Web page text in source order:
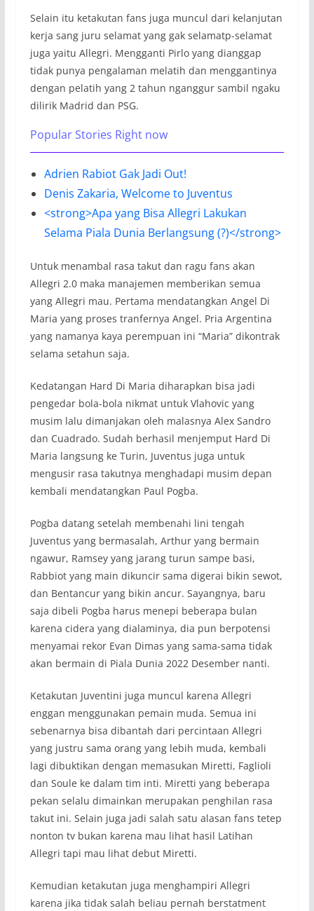
Selain itu ketakutan fans juga muncul dari kelanjutan
kerja sang juru selamat yang gak selamatp-selamat
juga yaitu Allegri. Mengganti Pirlo yang dianggap
tidak punya pengalaman melatih dan menggantinya
dengan pelatih yang 2 tahun nganggur sambil ngaku
dilirik Madrid dan PSG.
Popular Stories Right now
Adrien Rabiot Gak Jadi Out!
Denis Zakaria, Welcome to Juventus
<strong>Apa yang Bisa Allegri Lakukan
Selama Piala Dunia Berlangsung (?)</strong>
Untuk menambal rasa takut dan ragu fans akan
Allegri 2.0 maka manajemen memberikan semua
yang Allegri mau. Pertama mendatangkan Angel Di
Maria yang proses tranfernya Angel. Pria Argentina
yang namanya kaya perempuan ini “Maria” dikontrak
selama setahun saja.
Kedatangan Hard Di Maria diharapkan bisa jadi
pengedar bola-bola nikmat untuk Vlahovic yang
musim lalu dimanjakan oleh malasnya Alex Sandro
dan Cuadrado. Sudah berhasil menjemput Hard Di
Maria langsung ke Turin, Juventus juga untuk
mengusir rasa takutnya menghadapi musim depan
kembali mendatangkan Paul Pogba.
Pogba datang setelah membenahi lini tengah
Juventus yang bermasalah, Arthur yang bermain
ngawur, Ramsey yang jarang turun sampe basi,
Rabbiot yang main dikuncir sama digerai bikin sewot,
dan Bentancur yang bikin ancur. Sayangnya, baru
saja dibeli Pogba harus menepi beberapa bulan
karena cidera yang dialaminya, dia pun berpotensi
menyamai rekor Evan Dimas yang sama-sama tidak
akan bermain di Piala Dunia 2022 Desember nanti.
Ketakutan Juventini juga muncul karena Allegri
enggan menggunakan pemain muda. Semua ini
sebenarnya bisa dibantah dari percintaan Allegri
yang justru sama orang yang lebih muda, kembali
lagi dibuktikan dengan memasukan Miretti, Faglioli
dan Soule ke dalam tim inti. Miretti yang beberapa
pekan selalu dimainkan merupakan penghilan rasa
takut ini. Selain juga jadi salah satu alasan fans tetep
nonton tv bukan karena mau lihat hasil Latihan
Allegri tapi mau lihat debut Miretti.
Kemudian ketakutan juga menghampiri Allegri
karena jika tidak salah beliau pernah berstatment